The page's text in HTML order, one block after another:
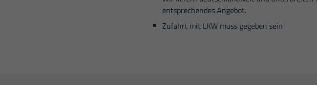
entsprechendes Angebot.
Zufahrt mit LKW muss gegeben sein